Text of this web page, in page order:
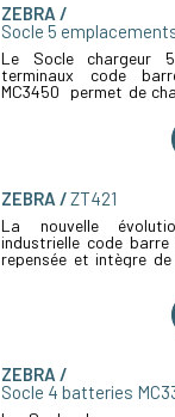
ZEBRA
Socle 5
Le Socle chargeur
terminaux code
MC3450 permet de
différentes versions (
ZEBRA ZT421
La nouvelle
industrielle code
repensée et intègre
d'imprimer sur de
ZEBRA
Socle 4 batteries